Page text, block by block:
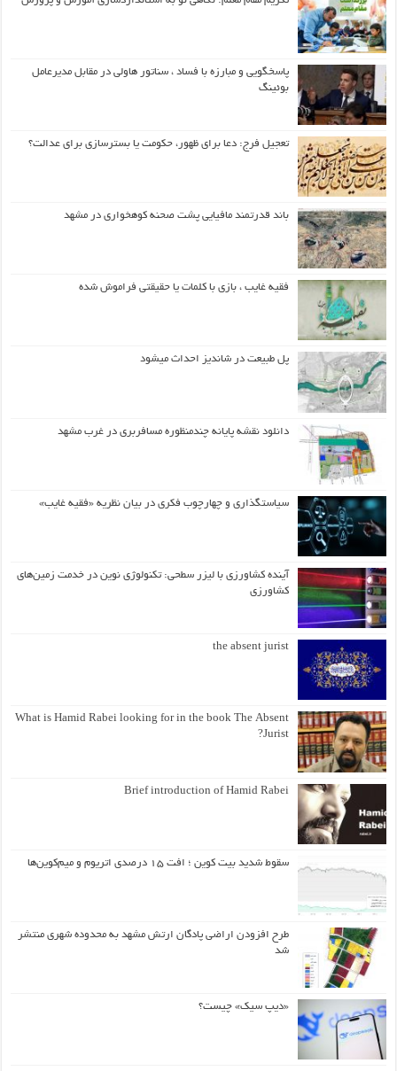
پاسخگویی و مبارزه با فساد ، سناتور هاولی در مقابل مدیرعامل
بوئینگ
تعجیل فرج: دعا برای ظهور، حکومت یا بسترسازی برای عدالت؟
باند قدرتمند مافیایی پشت صحنه کوهخواری در مشهد
فقیه غایب ، بازی با کلمات یا حقیقتی فراموش شده
پل طبیعت در شاندیز احداث میشود
دانلود نقشه پایانه چندمنظوره مسافربری در غرب مشهد
سیاستگذاری و چهارچوب فکری در بیان نظریه «فقیه غایب»
آینده کشاورزی با لیزر سطحی: تکنولوژی نوین در خدمت زمین‌های
کشاورزی
the absent jurist
What is Hamid Rabei looking for in the book The Absent
Jurist?
Brief introduction of Hamid Rabei
سقوط شدید بیت کوین ؛ افت ۱۵ درصدی اتریوم و میم‌کوین‌ها
طرح افزودن اراضی پادگان ارتش مشهد به محدوده شهری منتشر
شد
«دیپ سیک» چیست؟